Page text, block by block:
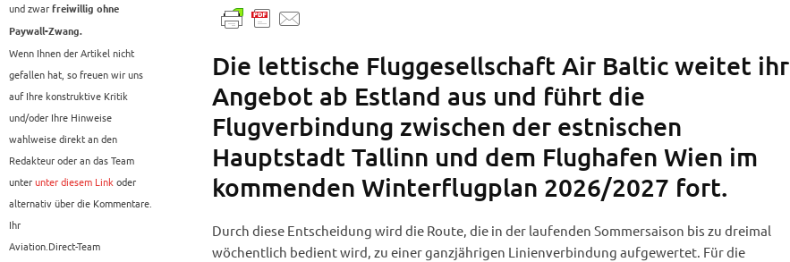
und zwar freiwillig ohne
Paywall-Zwang.
Wenn Ihnen der Artikel nicht
gefallen hat, so freuen wir uns
auf Ihre konstruktive Kritik
und/oder Ihre Hinweise
wahlweise direkt an den
Redakteur oder an das Team
unterunter diesem Link oder
alternativ über die Kommentare.
Ihr
Aviation.Direct-Team
Die lettische Fluggesellschaft Air Baltic weitet ihr
Angebot ab Estland aus und führt die
Flugverbindung zwischen der estnischen
Hauptstadt Tallinn und dem Flughafen Wien im
kommenden Winterflugplan 2026/2027 fort.
Durch diese Entscheidung wird die Route, die in der laufenden Sommersaison bis zu dreimal
wöchentlich bedient wird, zu einer ganzjährigen Linienverbindung aufgewertet. Für die